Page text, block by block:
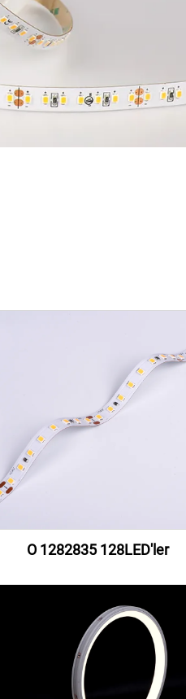
O 1282835 128LED'ler